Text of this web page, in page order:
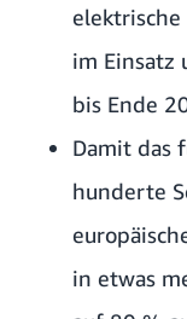
elektrische
im Einsatz
bis Ende
Damit das
hunderte
in etwas